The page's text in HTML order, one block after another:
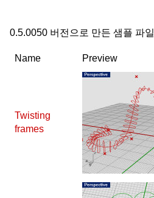
0.5.0050 버전으로 만든 샘플 파일
Name Preview
Twisting
frames